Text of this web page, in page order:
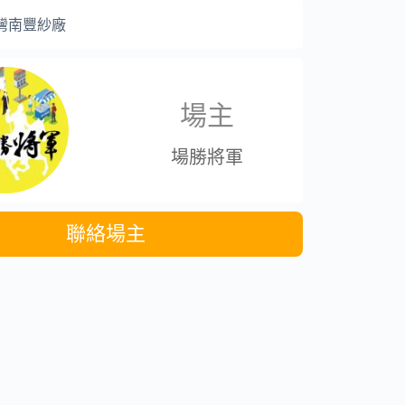
南豐紗廠
場主
場勝將軍
聯絡場主